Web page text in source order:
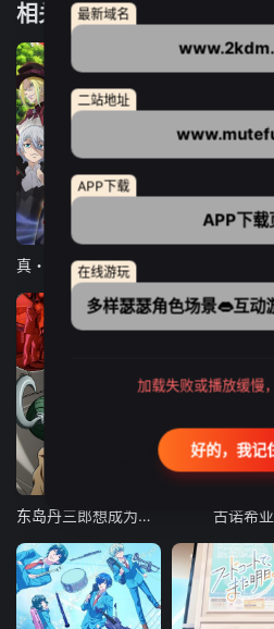
相关推荐
12集全
东岛丹三郎想成为假面骑士
更新至21集
古诺希亚
最新域名
二站地址
APP下载
APP下载
在线游玩
多样瑟瑟角色场景👄互动
加载失败或播放缓慢
好的，我记